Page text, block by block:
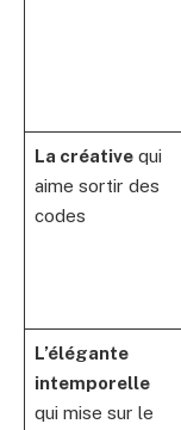
La créativequi
aime sortir des
codes
L’élégante
intemporelle
qui mise sur le